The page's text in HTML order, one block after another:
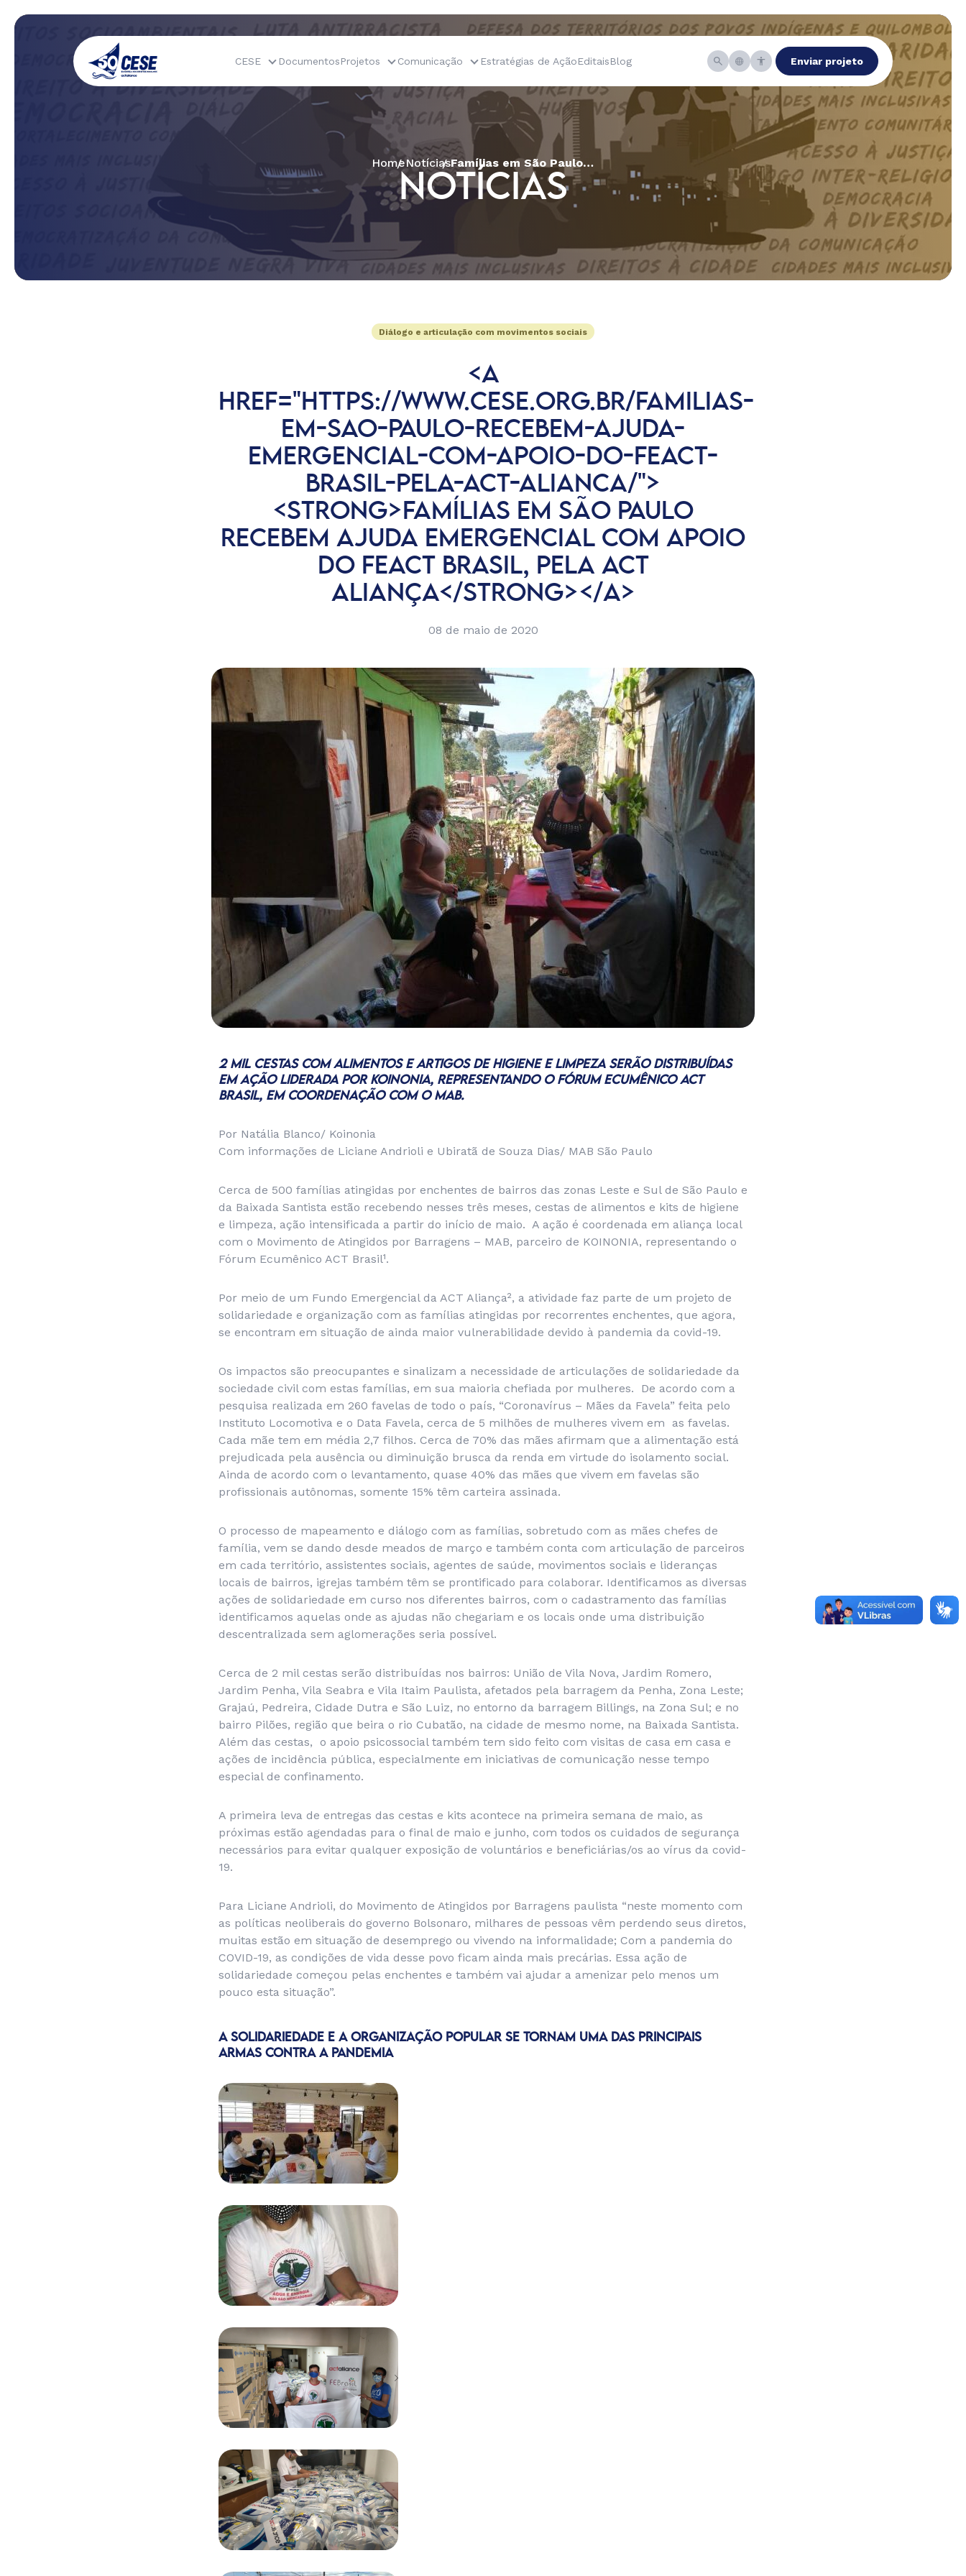
CESE DocumentosProjetos Comunicação Estratégias de AçãoEditaisBlog Enviar projeto
HomeNotícias Famílias em São Paulo recebem ajuda emergencial com apoio do FEACT Brasil, pela ACT Aliança
NOTÍCIAS
Diálogo e articulação com movimentos sociais
<A
HREF="HTTPS://WWW.CESE.ORG.BR/FAMILIAS-
EM-SAO-PAULO-RECEBEM-AJUDA-
EMERGENCIAL-COM-APOIO-DO-FEACT-
BRASIL-PELA-ACT-ALIANCA/">
<STRONG>FAMÍLIAS EM SÃO PAULO
RECEBEM AJUDA EMERGENCIAL COM APOIO
DO FEACT BRASIL, PELA ACT
ALIANÇA</STRONG></A>
08 de maio de 2020
2 MIL CESTAS COM ALIMENTOS E ARTIGOS DE HIGIENE E LIMPEZA SERÃO DISTRIBUÍDAS
EM AÇÃO LIDERADA POR KOINONIA, REPRESENTANDO O FÓRUM ECUMÊNICO ACT
BRASIL, EM COORDENAÇÃO COM O MAB.
Por Natália Blanco/ Koinonia
Com informações de Liciane Andrioli e Ubiratã de Souza Dias/ MAB São Paulo
Cerca de 500 famílias atingidas por enchentes de bairros das zonas Leste e Sul de São Paulo e
da Baixada Santista estão recebendo nesses três meses, cestas de alimentos e kits de higiene
e limpeza, ação intensificada a partir do início de maio. A ação é coordenada em aliança local
com o Movimento de Atingidos por Barragens – MAB, parceiro de KOINONIA, representando o
Fórum Ecumênico ACT Brasil¹.
Por meio de um Fundo Emergencial da ACT Aliança², a atividade faz parte de um projeto de
solidariedade e organização com as famílias atingidas por recorrentes enchentes, que agora,
se encontram em situação de ainda maior vulnerabilidade devido à pandemia da covid-19.
Os impactos são preocupantes e sinalizam a necessidade de articulações de solidariedade da
sociedade civil com estas famílias, em sua maioria chefiada por mulheres. De acordo com a
pesquisa realizada em 260 favelas de todo o país, “Coronavírus – Mães da Favela” feita pelo
Instituto Locomotiva e o Data Favela, cerca de 5 milhões de mulheres vivem em as favelas.
Cada mãe tem em média 2,7 filhos. Cerca de 70% das mães afirmam que a alimentação está
prejudicada pela ausência ou diminuição brusca da renda em virtude do isolamento social.
Ainda de acordo com o levantamento, quase 40% das mães que vivem em favelas são
profissionais autônomas, somente 15% têm carteira assinada.
O processo de mapeamento e diálogo com as famílias, sobretudo com as mães chefes de
família, vem se dando desde meados de março e também conta com articulação de parceiros
em cada território, assistentes sociais, agentes de saúde, movimentos sociais e lideranças
locais de bairros, igrejas também têm se prontificado para colaborar. Identificamos as diversas
ações de solidariedade em curso nos diferentes bairros, com o cadastramento das famílias
identificamos aquelas onde as ajudas não chegariam e os locais onde uma distribuição
descentralizada sem aglomerações seria possível.
Cerca de 2 mil cestas serão distribuídas nos bairros: União de Vila Nova, Jardim Romero,
Jardim Penha, Vila Seabra e Vila Itaim Paulista, afetados pela barragem da Penha, Zona Leste;
Grajaú, Pedreira, Cidade Dutra e São Luiz, no entorno da barragem Billings, na Zona Sul; e no
bairro Pilões, região que beira o rio Cubatão, na cidade de mesmo nome, na Baixada Santista.
Além das cestas, o apoio psicossocial também tem sido feito com visitas de casa em casa e
ações de incidência pública, especialmente em iniciativas de comunicação nesse tempo
especial de confinamento.
A primeira leva de entregas das cestas e kits acontece na primeira semana de maio, as
próximas estão agendadas para o final de maio e junho, com todos os cuidados de segurança
necessários para evitar qualquer exposição de voluntários e beneficiárias/os ao vírus da covid-
19.
Para Liciane Andrioli, do Movimento de Atingidos por Barragens paulista “neste momento com
as políticas neoliberais do governo Bolsonaro, milhares de pessoas vêm perdendo seus diretos,
muitas estão em situação de desemprego ou vivendo na informalidade; Com a pandemia do
COVID-19, as condições de vida desse povo ficam ainda mais precárias. Essa ação de
solidariedade começou pelas enchentes e também vai ajudar a amenizar pelo menos um
pouco esta situação”.
A SOLIDARIEDADE E A ORGANIZAÇÃO POPULAR SE TORNAM UMA DAS PRINCIPAIS
ARMAS CONTRA A PANDEMIA